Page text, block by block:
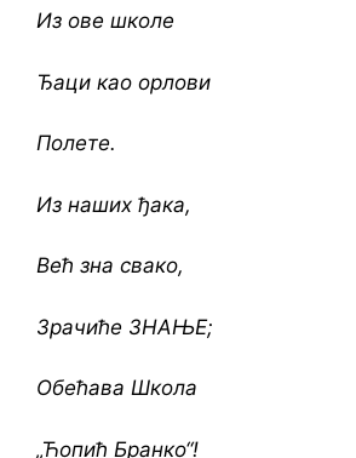
Из ове школе
Ђаци као орлови
Полете.
Из наших ђака,
Већ зна свако,
Зрачиће ЗНАЊЕ;
Обећава Школа
„Ћопић Бранко“!